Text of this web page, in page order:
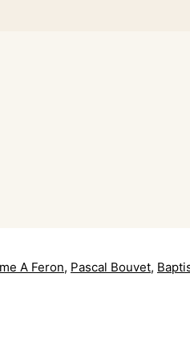
A Feron, Pascal Bouvet,